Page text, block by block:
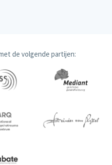
de volgende partijen: